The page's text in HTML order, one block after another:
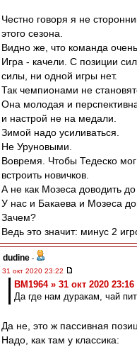
Честно говоря я не
этого сезона.
Видно же, что команда
Игра - качели. С позиции
силы, ни одной игры нет.
Так чемпионами не
Она молодая и
и настрой не на медали.
Зимой надо усиливаться.
Не Уруновыми.
Вовремя. Чтобы Тедеско
встроить новичков.
А не как Мозеса доводить
У нас и Бакаева и Мозеса
Зачем?
Ведь это значит: минус 2
dudine -
31 окт 2020 23:22
BM1964 » 31 окт 2020 23:16
Да где нам дуракам, чай
Да не, это ж пассивная
Надо, как там у классика: